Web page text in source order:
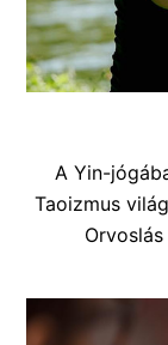
A Yin-
Taoizmus